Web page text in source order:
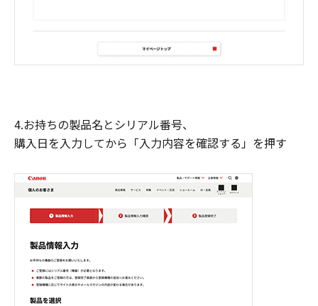
4.お持ちの製品名とシリアル番号、
購入日を入力してから「入力内容を確認する」を押す